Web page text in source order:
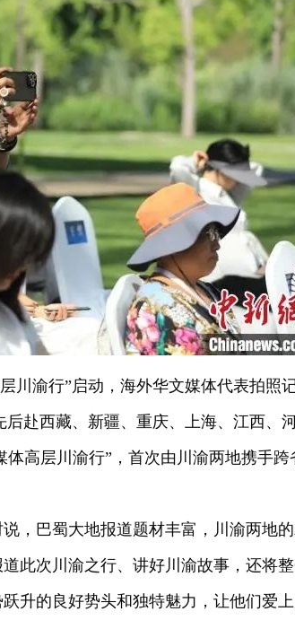
川渝行”启动，海外华文媒体代表拍照
赴西藏、新疆、重庆、上海、江西、
高层川渝行”，首次由川渝两地携手
，巴蜀大地报道题材丰富，川渝两地
此次川渝之行、讲好川渝故事，还将
升的良好势头和独特魅力，让他们爱